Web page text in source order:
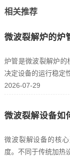
相关推荐
微波裂解炉的炉
炉管是微波裂解炉的
决定设备的运行稳定
2026-07-29
微波裂解设备如
微波裂解设备的核
度。不同于传统加热